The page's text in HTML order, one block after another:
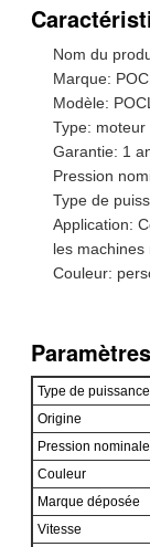
Nom du
Marque:
Modèle:
Type:
Garantie: 1
Pression
Type de
Application:
les machines
Couleur:
Type de
Origine
Pression nominale
Couleur
Marque déposée
Vitesse